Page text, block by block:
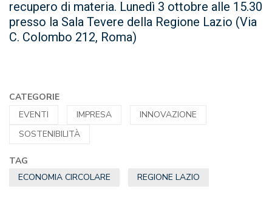
recupero di materia. Lunedì 3 ottobre alle 15.30
presso la Sala Tevere della Regione Lazio (Via
C. Colombo 212, Roma)
CATEGORIE
EVENTI
IMPRESA
INNOVAZIONE
SOSTENIBILITÀ
TAG
ECONOMIA CIRCOLARE
REGIONE LAZIO